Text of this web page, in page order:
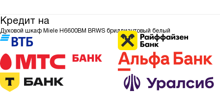
Кредит на
Духовой шкаф Miele H6600BM BRWS бриллиантовый белый